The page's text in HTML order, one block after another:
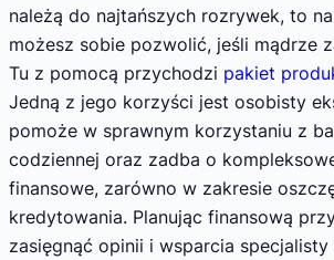
należą do najtańszych rozrywek, to
możesz sobie pozwolić, jeśli mądrze
Tu z pomocą przychodzi pakiet
Jedną z jego korzyści jest osobisty
pomoże w sprawnym korzystaniu z
codziennej oraz zadba o
finansowe, zarówno w zakresie
kredytowania. Planując finansową
zasięgnąć opinii i wsparcia specjalisty